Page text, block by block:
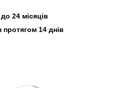
до 24 місяців
протягом 14 днів